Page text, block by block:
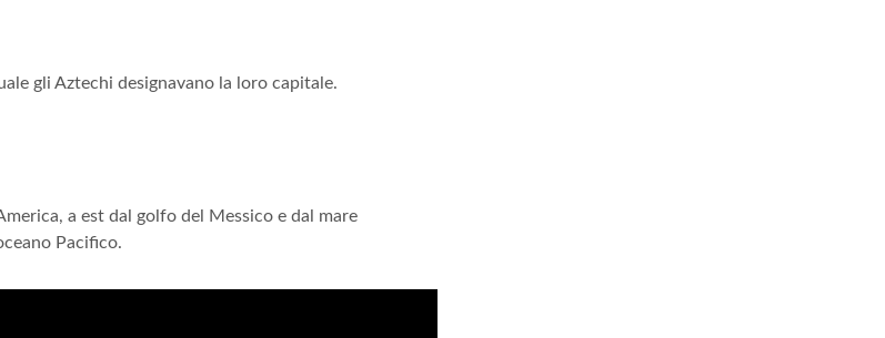
gli Aztechi designavano la loro capitale.
a est dal golfo del Messico e dal mare
Pacifico.